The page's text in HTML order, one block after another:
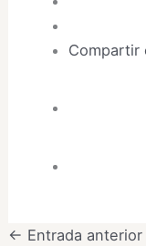
Compartir
← Entrada anterior